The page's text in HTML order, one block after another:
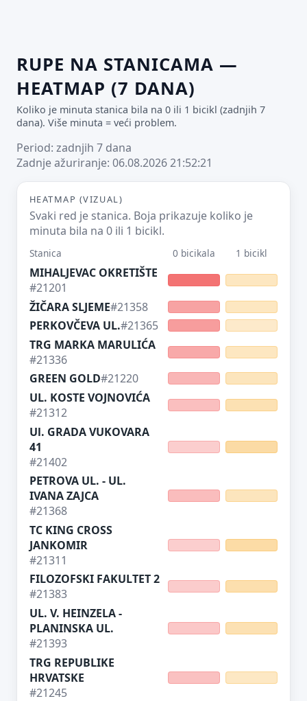
RUPE NA STANICAMA —
HEATMAP (7 DANA)
Koliko je minuta stanica bila na 0 ili 1 bicikl (zadnjih 7
dana). Više minuta = veći problem.
Period: zadnjih 7 dana
Zadnje ažuriranje: 06.08.2026 21:52:21
HEATMAP (VIZUAL)
Svaki red je stanica. Boja prikazuje koliko je
minuta bila na 0 ili 1 bicikl.
Stanica 0 bicikala 1 bicikl
MIHALJEVAC OKRETIŠTE
#21201
ŽIČARA SLJEME#21358
PERKOVČEVA UL.#21365
TRG MARKA MARULIĆA
#21336
GREEN GOLD#21220
UL. KOSTE VOJNOVIĆA
#21312
Ul. GRADA VUKOVARA
41
#21402
PETROVA UL. - UL.
IVANA ZAJCA
#21368
TC KING CROSS
JANKOMIR
#21311
FILOZOFSKI FAKULTET 2
#21383
UL. V. HEINZELA -
PLANINSKA UL.
#21393
TRG REPUBLIKE
HRVATSKE
#21245